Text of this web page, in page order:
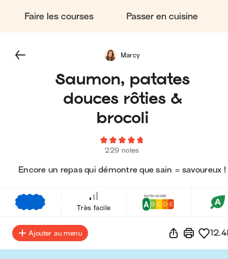
Faire les courses Passer en cuisine
Saumon, patates
douces rôties &
brocoli
229 notes
Encore un repas qui démontre que sain = savoureux !
Marcy
Très facile
Ajouter au menu